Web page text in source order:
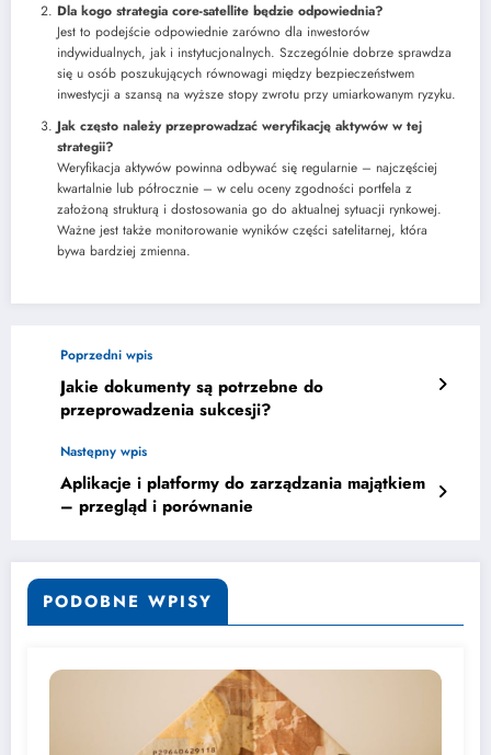
Dla kogo strategia core-satellite będzie odpowiednia?
Jest to podejście odpowiednie zarówno dla inwestorów
indywidualnych, jak i instytucjonalnych. Szczególnie dobrze sprawdza
się u osób poszukujących równowagi między bezpieczeństwem
inwestycji a szansą na wyższe stopy zwrotu przy umiarkowanym ryzyku.
Jak często należy przeprowadzać weryfikację aktywów w tej
strategii?
Weryfikacja aktywów powinna odbywać się regularnie – najczęściej
kwartalnie lub półrocznie – w celu oceny zgodności portfela z
założoną strukturą i dostosowania go do aktualnej sytuacji rynkowej.
Ważne jest także monitorowanie wyników części satelitarnej, która
bywa bardziej zmienna.
Poprzedni wpis
Jakie dokumenty są potrzebne do
przeprowadzenia sukcesji?
Następny wpis
Aplikacje i platformy do zarządzania majątkiem
– przegląd i porównanie
PODOBNE WPISY